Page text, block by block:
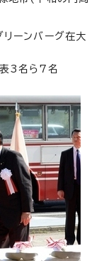
ーンバーグ在大
3名ら7名